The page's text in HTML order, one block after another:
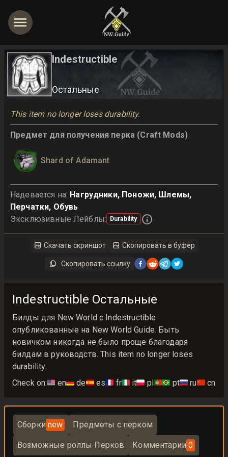
Indestructible
Остальные
This item no longer loses durability.
Предмет для получения перка (Craft Mods)
Shard of Adamant
Надевается на: Нагрудники, Поножи, Шлемы,
Перчатки, Обувь
Эксклюзивные Лейблы: Durability
Скачать скриншот Скопировать в буфер
Скопировать ссылку
Indestructible Остальные
Билды для New World с Indestructible
опубликованные на New World Guide. Быть
новичком никогда не было проще благодаря
билдам в руководств. This item no longer loses
durability.
Check on:🇺🇸 en🇩🇪 de🇪🇸 es🇫🇷 fr🇮🇹 it🇵🇱 pl🇵🇹🇧🇷 pt🇷🇺 ru🇨🇳 cn
Сборки new Предметы с перком
Возможные роллы Перков Комментарии 0